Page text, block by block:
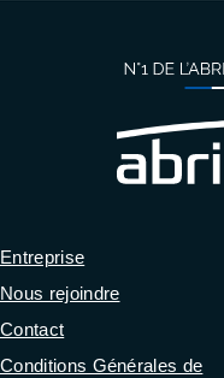
Entreprise
Nous rejoindre
Contact
Conditions Générales de